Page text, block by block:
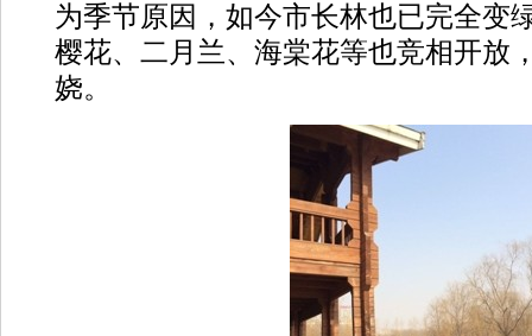
为季节原因，如今市长林也已完全变
樱花、二月兰、海棠花等也竞相开放
娆。